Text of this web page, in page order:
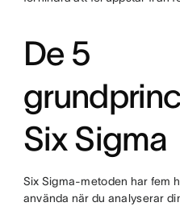
De 5
Six Sigma
Six Sigma-metoden har fem
använda när du analyserar